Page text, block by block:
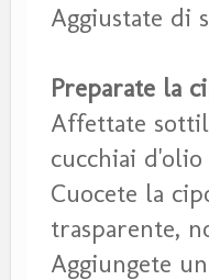
Aggiustate di
Preparate la
Affettate
cucchiai
Cuocete la
trasparente,
Aggiungete